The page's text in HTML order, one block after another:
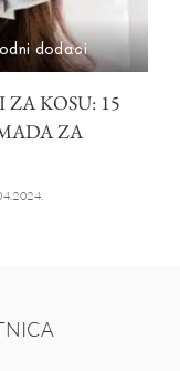
dodaci
KOSU: 15
ZA